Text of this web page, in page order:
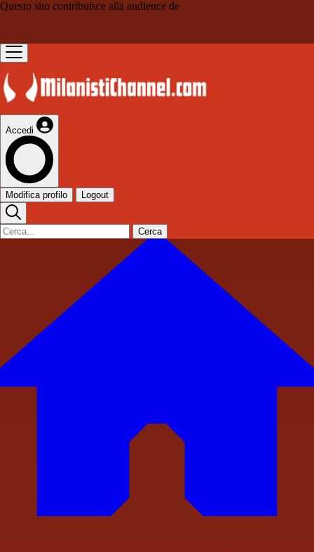
Questo sito contribuisce alla audience de
Accedi
Modifica profilo Logout
Cerca